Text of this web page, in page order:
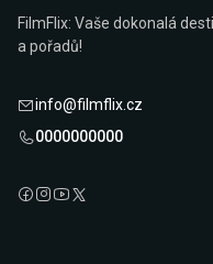
FilmFlix: Vaše dokonalá
a pořadů!
info@filmflix.cz
0000000000